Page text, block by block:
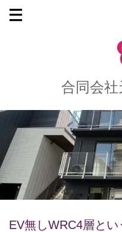
合同会
EV無しWRC4層と